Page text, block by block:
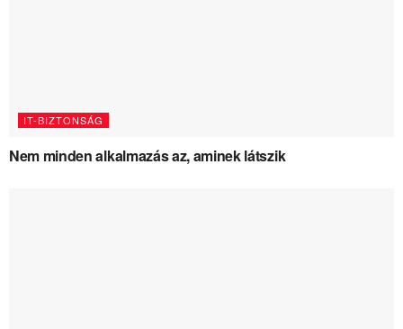
IT-BIZTONSÁG
Nem minden alkalmazás az, aminek látszik